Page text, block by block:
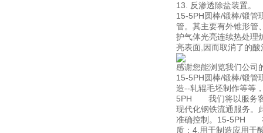
13. 反渗透除盐装置。
15-5PH圆棒/锻棒/锻
管。其主要有外锥形
护气体光亮连续热处理
亮表面,因而取消了的
感谢您能浏览我们公司
15-5PH圆棒/锻棒/锻
造--轧辊毛坯制作等等
5PH 我们将以服务客
现代化钢铁流通服务。
准确控制。15-5PH 在
质；4.用于制造应用于